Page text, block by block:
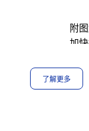
附
加
了解更多